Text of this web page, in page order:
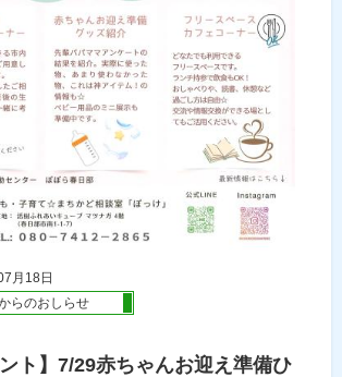
月18日
らのおしらせ
ント】7/29赤ちゃんお迎え準備ひ